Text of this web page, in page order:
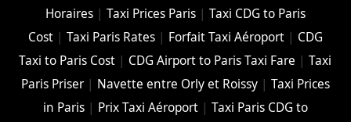
Horaires| Taxi Prices Paris| Taxi CDG to Paris
Cost| Taxi Paris Rates| Forfait Taxi Aéroport| CDG
Taxi to Paris Cost | CDG Airport to Paris Taxi Fare |Taxi
Paris Priser| Navette entre Orly et Roissy| Taxi Prices
in Paris| Prix Taxi Aéroport| Taxi Paris CDG to